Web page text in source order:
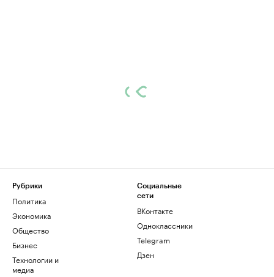
Рубрики
Политика
Экономика
Общество
Бизнес
Технологии и
медиа
Социальные
сети
ВКонтакте
Одноклассники
Telegram
Дзен